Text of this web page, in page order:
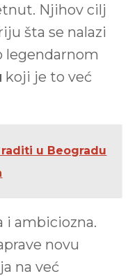
Njihov cilj
šta se nalazi
legendarnom
koji je to već
raditi u Beogradu
i ambiciozna.
novu
na već